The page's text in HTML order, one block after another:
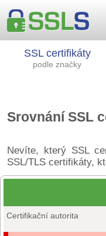
SSL certifikáty
podle značky
Srovnání SSL
Nevíte, který SSL
SSL/TLS certifikáty,
Certifikační autorita